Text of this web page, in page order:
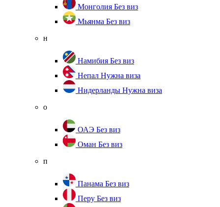
Монголия Без виз
Мьянма Без виз
н
Намибия Без виз
Непал Нужна виза
Нидерланды Нужна виза
о
ОАЭ Без виз
Оман Без виз
п
Панама Без виз
Перу Без виз